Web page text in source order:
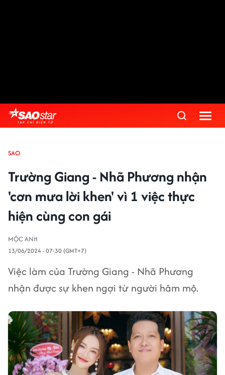
SAO
Trường Giang - Nhã Phương nhận
'cơn mưa lời khen' vì 1 việc thực
hiện cùng con gái
MỘC ANH
13/06/2024 - 07:30 (GMT+7)
Việc làm của Trường Giang - Nhã Phương
nhận được sự khen ngợi từ người hâm mộ.